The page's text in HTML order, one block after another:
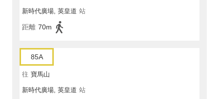
新時代廣場, 英皇道 站
距離 70m
85A
往 寶馬山
新時代廣場, 英皇道 站